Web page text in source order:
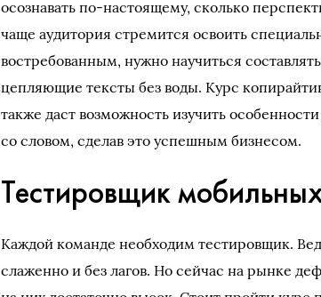
осознавать по-настоящему, сколько
чаще аудитория стремится освоить
востребованным, нужно научиться
цепляющие тексты без воды. Курс
также даст возможность изучить
со словом, сделав это успешным бизнесом.
Тестировщик
Каждой команде необходим тестировщик.
слаженно и без лагов. Но сейчас на рынке